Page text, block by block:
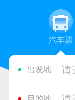
汽车票
出发地 请